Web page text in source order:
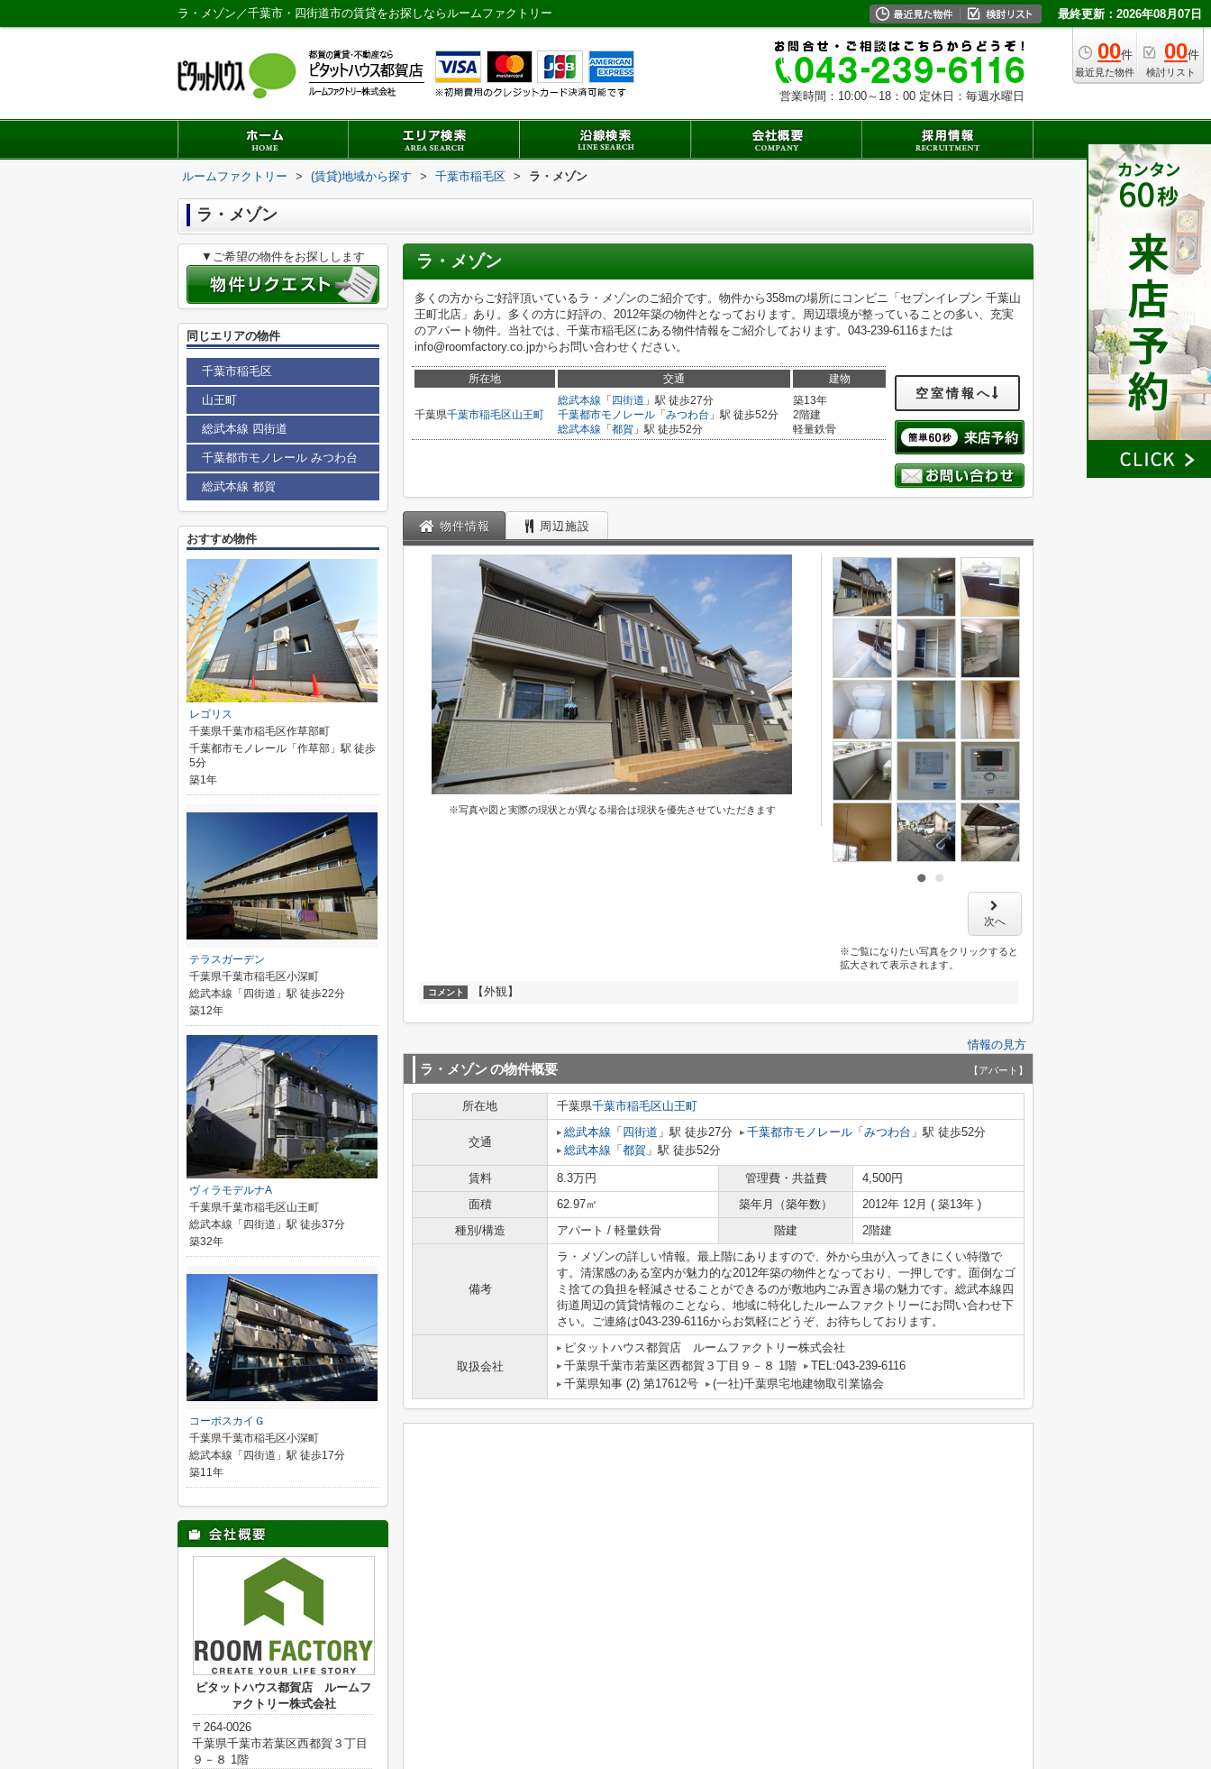
ラ・メゾン／千葉市・四街道市の賃貸をお探しならルームファクトリー 最終更新：2026年08月07日
00件
最近見た物件
00件
検討リスト
営業時間：10:00～18：00 定休日：毎週水曜日
ルームファクトリー > (賃貸)地域から探す > 千葉市稲毛区 > ラ・メゾン
ラ・メゾン
ラ・メゾン
多くの方からご好評頂いているラ・メゾンのご紹介です。物件から358mの場所にコンビニ「セブンイレブン 千葉山
王町北店」あり。多くの方に好評の、2012年築の物件となっております。周辺環境が整っていることの多い、充実
のアパート物件。当社では、千葉市稲毛区にある物件情報をご紹介しております。043-239-6116または
info@roomfactory.co.jpからお問い合わせください。
所在地 交通 建物
千葉県千葉市稲毛区山王町
総武本線 「 四街道 」駅 徒歩27分
千葉都市モノレール 「 みつわ台 」駅 徒歩52分
総武本線 「 都賀 」駅 徒歩52分
築13年
2階建
軽量鉄骨
空室情報へ
物件情報 周辺施設
※写真や図と実際の現状とが異なる場合は現状を優先させていただきます
次へ
※ご覧になりたい写真をクリックすると
拡大されて表示されます。
コメント 【外観】
情報の見方
ラ・メゾンの物件概要 【アパート】
所在地 千葉県千葉市稲毛区山王町
交通
総武本線 「 四街道 」駅 徒歩27分 千葉都市モノレール 「 みつわ台 」駅 徒歩52分
総武本線 「 都賀 」駅 徒歩52分
賃料 8.3万円 管理費・共益費
4,500円
面積
62.97㎡ 築年月（築年数）
2012年 12月 ( 築13年 )
種別/構造
アパート / 軽量鉄骨 階建 2階建
備考
ラ・メゾンの詳しい情報。最上階にありますので、外から虫が入ってきにくい特徴で
す。清潔感のある室内が魅力的な2012年築の物件となっており、一押しです。面倒なゴ
ミ捨ての負担を軽減させることができるのが敷地内ごみ置き場の魅力です。総武本線四
街道周辺の賃貸情報のことなら、地域に特化したルームファクトリーにお問い合わせ下
さい。ご連絡は043-239-6116からお気軽にどうぞ、お待ちしております。
取扱会社
ピタットハウス都賀店 ルームファクトリー株式会社
千葉県千葉市若葉区西都賀３丁目９－８ 1階
TEL:043-239-6116
千葉県知事 (2) 第17612号
(一社)千葉県宅地建物取引業協会
▼ご希望の物件をお探しします
同じエリアの物件
千葉市稲毛区
山王町
総武本線 四街道
千葉都市モノレール みつわ台
総武本線 都賀
おすすめ物件
レゴリス
千葉県千葉市稲毛区作草部町
千葉都市モノレール「作草部」駅 徒歩
5分
築1年
テラスガーデン
千葉県千葉市稲毛区小深町
総武本線「四街道」駅 徒歩22分
築12年
ヴィラモデルナA
千葉県千葉市稲毛区山王町
総武本線「四街道」駅 徒歩37分
築32年
コーポスカイＧ
千葉県千葉市稲毛区小深町
総武本線「四街道」駅 徒歩17分
築11年
ピタットハウス都賀店 ルームフ
ァクトリー株式会社
〒264-0026
千葉県千葉市若葉区西都賀３丁目
９－８ 1階